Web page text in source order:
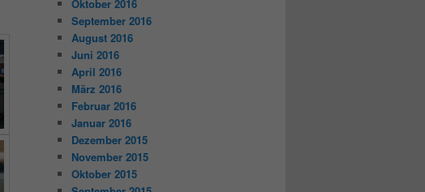
Oktober 2016
September 2016
August 2016
Juni 2016
April 2016
März 2016
Februar 2016
Januar 2016
Dezember 2015
November 2015
Oktober 2015